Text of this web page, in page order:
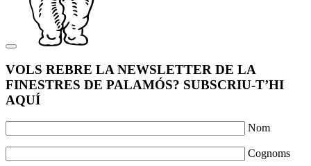
VOLS REBRE LA NEWSLETTER DE LA
FINESTRES DE PALAMÓS? SUBSCRIU-T’HI
AQUÍ
Nom
Cognoms